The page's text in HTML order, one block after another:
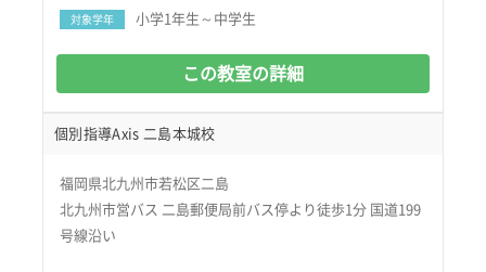
対象学年 小学1年生～中学生
この教室の詳細
個別指導Axis 二島本城校
福岡県北九州市若松区二島
北九州市営バス 二島郵便局前バス停より徒歩1分 国道199
号線沿い